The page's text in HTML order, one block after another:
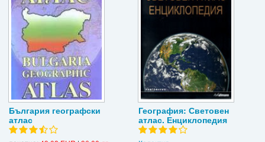
България географски
атлас
География: Световен
атлас. Енциклопедия